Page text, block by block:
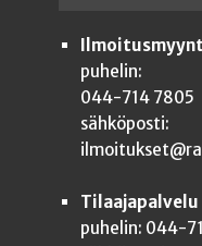
puhelin:
044-714 7805
sähköposti:
Tilaajapalvelu
puhelin: 044-